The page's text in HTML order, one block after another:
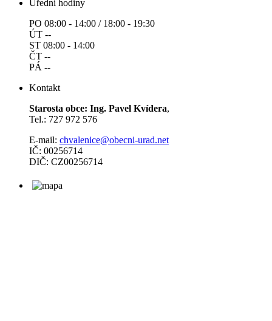
Úřední hodiny
PO 08:00 - 14:00 / 18:00 - 19:30
ÚT --
ST 08:00 - 14:00
ČT --
PÁ --
Kontakt
Starosta obce: Ing. Pavel Kvídera,
Tel.: 727 972 576
E-mail: chvalenice@obecni-urad.net
IČ: 00256714
DIČ: CZ00256714